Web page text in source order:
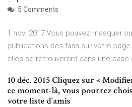
5 Comments
1 nov. 2017 Vous pouvez masquer
publications des fans sur votre
elles se retrouveront dans une case
10 déc. 2015 Cliquez sur «
ce moment-là, vous pourrez
votre liste d'amis